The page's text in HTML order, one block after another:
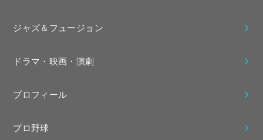
ジャズ＆フュージョン
ドラマ・映画・演劇
プロフィール
プロ野球